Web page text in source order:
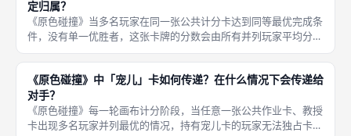
定归属？
《原色碰撞》当多名玩家在同一张公共计分卡达到同等最优完成条
件，没有单一优胜者，这张卡牌的分数会由所有并列玩家平均分
配。灵感卡不存在多名玩家争夺的情况，每名玩家独立判定，互不
影响。 平分分数之后，立刻检查宠儿卡归属，若持有人身处并列
名单，卡牌
《原色碰撞》中「宠儿」卡如何传递？在什么情况下会传递给
对手？
《原色碰撞》每一轮画布计分阶段，当任意一张公共作业卡、教授
卡出现多名玩家并列最优的情况，持有宠儿卡的玩家无法独占卡牌